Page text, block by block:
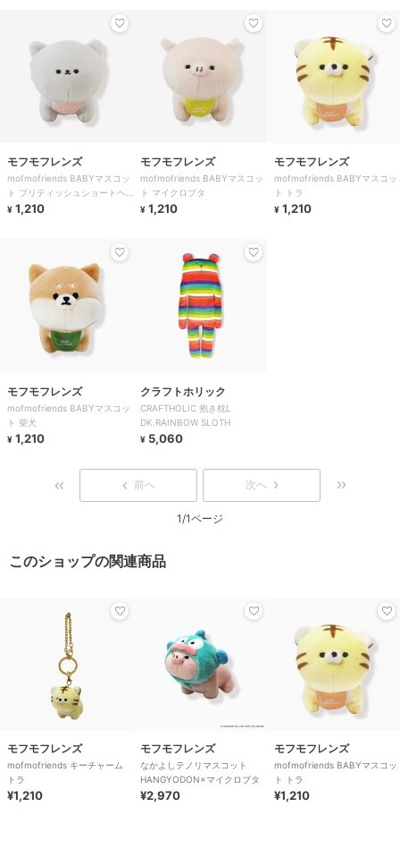
モフモフレンズ
mofmofriends BABYマスコッ
ト ブリティッシュショートヘ
ア
¥ 1,210
モフモフレンズ
mofmofriends BABYマスコッ
ト マイクロブタ
¥ 1,210
モフモフレンズ
mofmofriends BABYマスコッ
ト トラ
¥ 1,210
モフモフレンズ
mofmofriends BABYマスコッ
ト 柴犬
¥ 1,210
クラフトホリック
CRAFTHOLIC 抱き枕L
DK.RAINBOW SLOTH
¥ 5,060
前へ 次へ
1/1ページ
このショップの関連商品
モフモフレンズ
mofmofriends キーチャーム
トラ
¥1,210
モフモフレンズ
なかよしテノリマスコット
HANGYODON×マイクロブタ
¥2,970
モフモフレンズ
mofmofriends BABYマスコッ
ト トラ
¥1,210